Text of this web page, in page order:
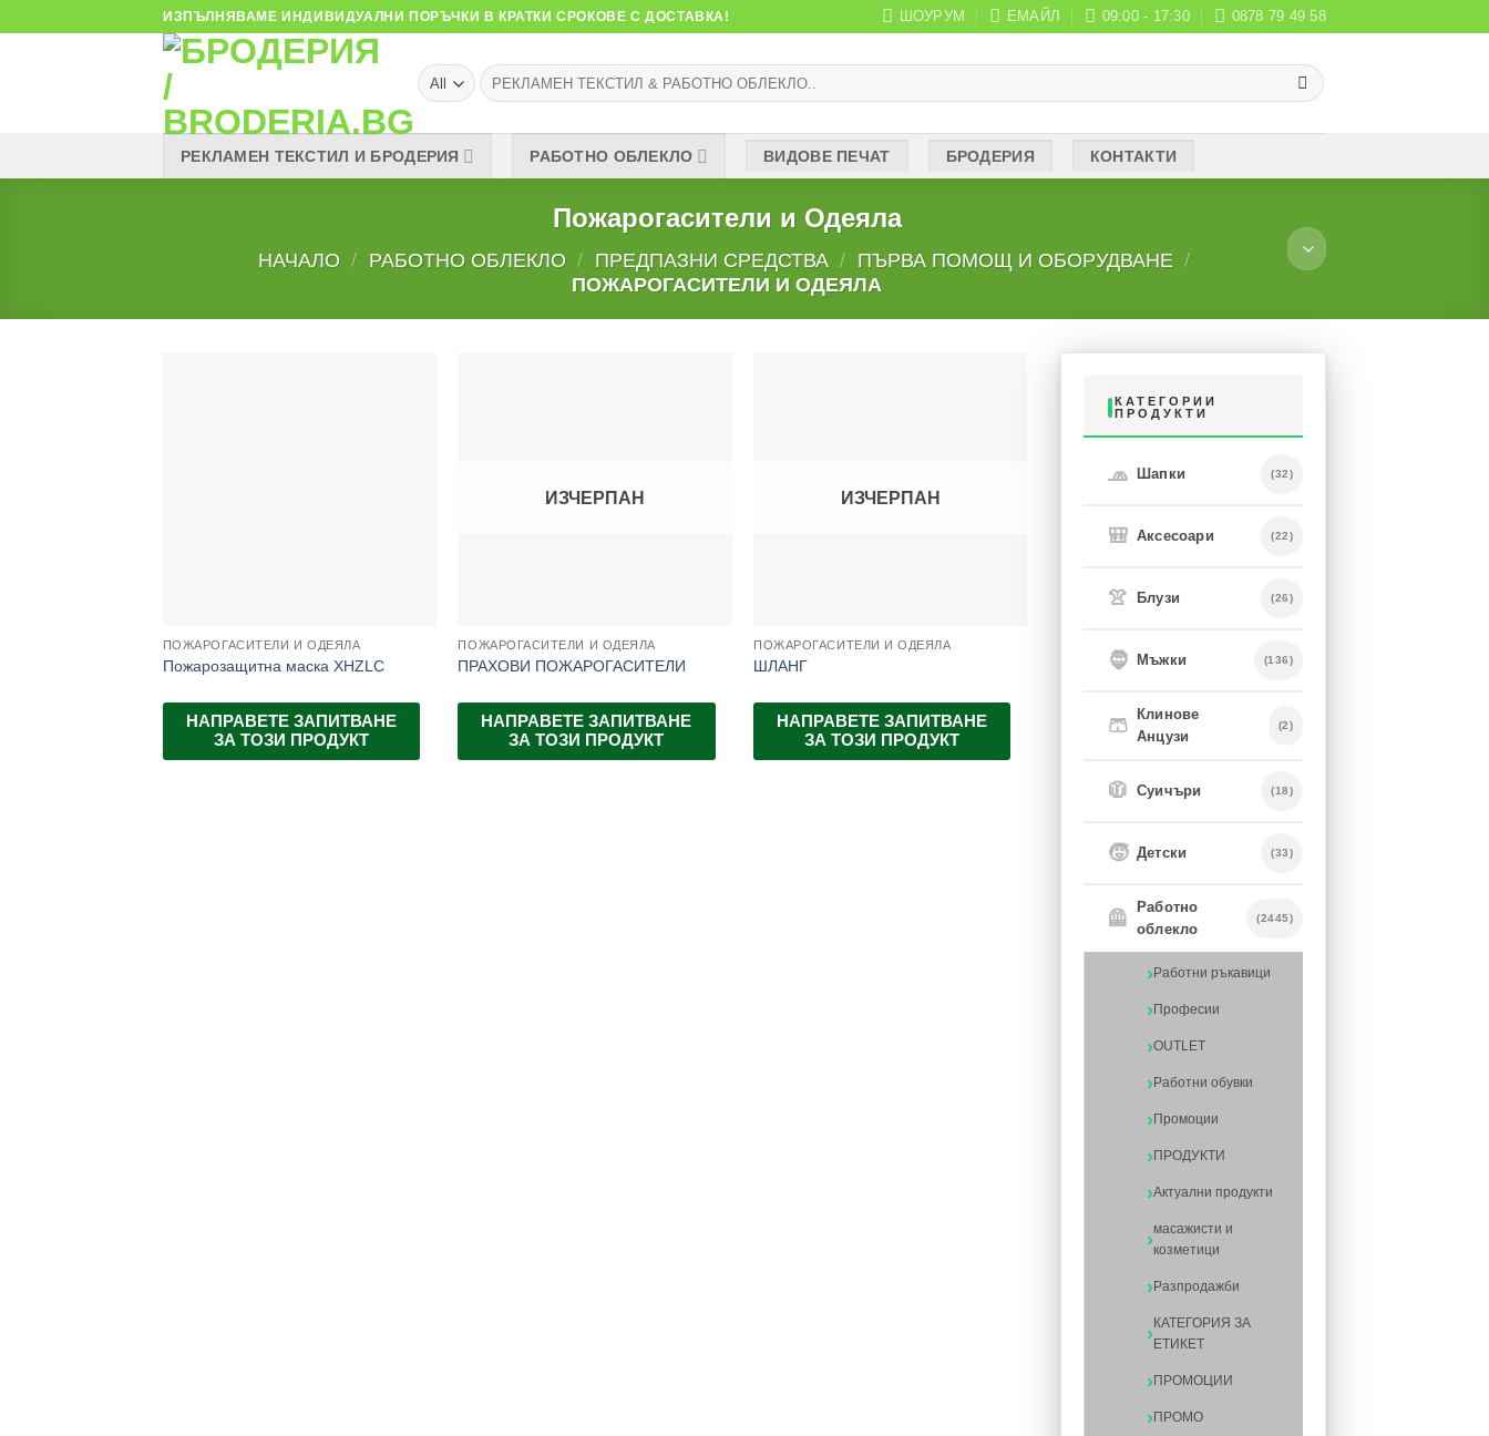
ИЗПЪЛНЯВАМЕ ИНДИВИДУАЛНИ ПОРЪЧКИ В КРАТКИ СРОКОВЕ С ДОСТАВКА! ШОУРУМ ЕМАЙЛ 09:00 - 17:30 0878 79 49 58
Търсене
за:
РЕКЛАМЕН ТЕКСТИЛ И БРОДЕРИЯ РАБОТНО ОБЛЕКЛО ВИДОВЕ ПЕЧАТ БРОДЕРИЯ КОНТАКТИ
Пожарогасители и Одеяла
НАЧАЛО / РАБОТНО ОБЛЕКЛО / ПРЕДПАЗНИ СРЕДСТВА / ПЪРВА ПОМОЩ И ОБОРУДВАНЕ /
ПОЖАРОГАСИТЕЛИ И ОДЕЯЛА
ПОЖАРОГАСИТЕЛИ И ОДЕЯЛА
Пожарозащитна маска XHZLC
НАПРАВЕТЕ ЗАПИТВАНЕ
ЗА ТОЗИ ПРОДУКТ
ИЗЧЕРПАН
ПОЖАРОГАСИТЕЛИ И ОДЕЯЛА
ПРАХОВИ ПОЖАРОГАСИТЕЛИ
НАПРАВЕТЕ ЗАПИТВАНЕ
ЗА ТОЗИ ПРОДУКТ
ИЗЧЕРПАН
ПОЖАРОГАСИТЕЛИ И ОДЕЯЛА
ШЛАНГ
НАПРАВЕТЕ ЗАПИТВАНЕ
ЗА ТОЗИ ПРОДУКТ
КАТЕГОРИИ
ПРОДУКТИ
🧢 Шапки (32)
🎒 Аксесоари (22)
👚 Блузи (26)
🧔 Мъжки (136)
🩳
Клинове
Анцузи
(2)
🧥 Суичъри (18)
🧒 Детски (33)
🦺
Работно
облекло
(2445)
Работни ръкавици
Професии
OUTLET
Работни обувки
Промоции
ПРОДУКТИ
Актуални продукти
масажисти и
козметици
Разпродажби
КАТЕГОРИЯ ЗА
ЕТИКЕТ
ПРОМОЦИИ
ПРОМО